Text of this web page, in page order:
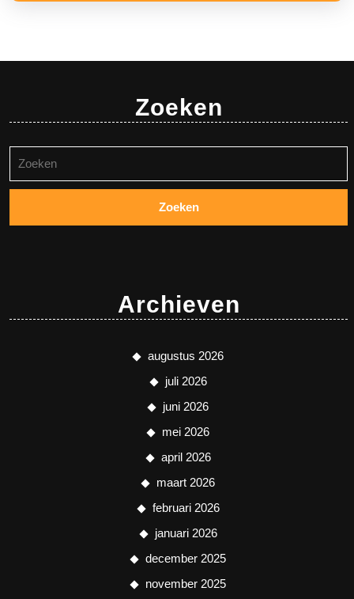
Zoeken
naar:
Archieven
augustus 2026
juli 2026
juni 2026
mei 2026
april 2026
maart 2026
februari 2026
januari 2026
december 2025
november 2025